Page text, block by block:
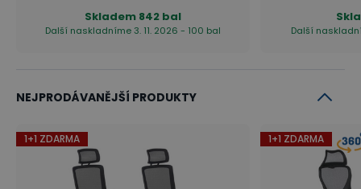
Kolečka pro tvrdé podlahy - žádné stopy na
Skladem 842 bal
Další naskladníme 3. 11. 2026 - 100 bal Další
NEJPRODÁVANĚJŠÍ PRODUKTY
1+1 ZDARMA 1+1 ZDARMA